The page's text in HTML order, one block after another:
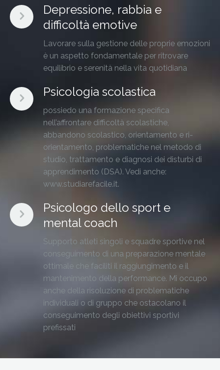
Depressione, rabbia e
difficoltà emotive
Lavorare sulla gestione delle proprie emozioni
è un aspetto fondamentale per ritrovare
equilibrio e serenità nella vita quotidiana
Psicologia scolastica
possiedo una formazione specifica
nell’affrontare difficoltà scolastiche,
abbandono scolastico, orientamento e ri-
orientamento, problematiche nel metodo di
studio, trattamento e diagnosi dei disturbi di
apprendimento (DSA). Vedi anche:
www.studiarefacile.it.
Psicologo dello sport e
mental coach
Supporto atleti singoli e squadre sportive nel
conseguimento di una preparazione mentale
ottimale che faciliti il raggiungimento e il
mantenimento della performance. Mi occupo
anche della risoluzione di problematiche
individuali o di gruppo che ostacolano il
conseguimento degli obiettivi sportivi
prefissati